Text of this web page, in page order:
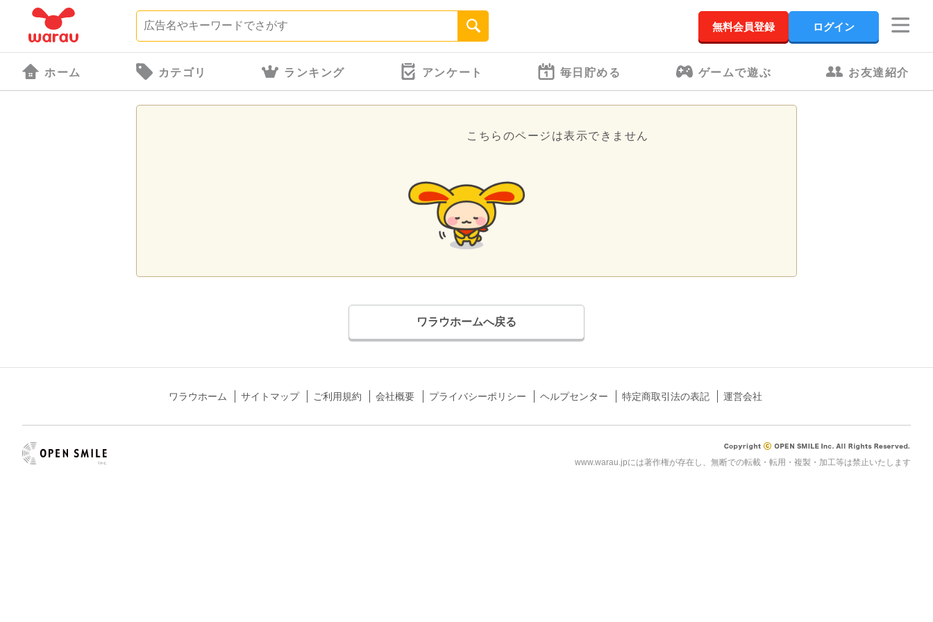
無料会員登録 ログイン
ホーム カテゴリ ランキング アンケート 毎日貯める ゲームで遊ぶ お友達紹介
こちらのページは表示できません
ワラウホームへ戻る
ワラウホーム サイトマップ ご利用規約 会社概要 プライバシーポリシー ヘルプセンター 特定商取引法の表記 運営会社
www.warau.jpには著作権が存在し、無断での転載・転用・複製・加工等は禁止いたします